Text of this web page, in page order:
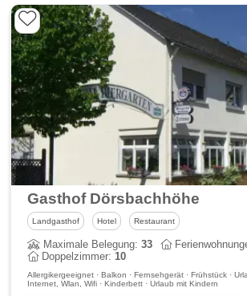
Gasthof Dörsbachhöhe
Landgasthof Hotel Restaurant
Maximale Belegung:33
Doppelzimmer:10
Allergikergeeignet · Balkon · Fernsehgerät · Frühstück ·
Internet, Wlan, Wifi · Kinderbett · Urlaub mit Kindern